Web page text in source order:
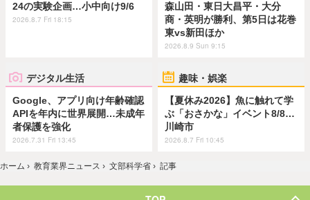
24の実験企画…小中向け9/6
2026.8.7 Fri 18:15
森山田・東日大昌平・大分
商・英明が勝利、第5日は花巻
東vs新田ほか
2026.8.9 Sun 9:15
デジタル生活
Google、アプリ向け年齢確認
APIを年内に世界展開…未成年
者保護を強化
2026.7.31 Fri 13:45
趣味・娯楽
【夏休み2026】魚に触れて学
ぶ「おさかな」イベント8/8…
川崎市
2026.8.7 Fri 10:45
ホーム › 教育業界ニュース › 文部科学省 › 記事